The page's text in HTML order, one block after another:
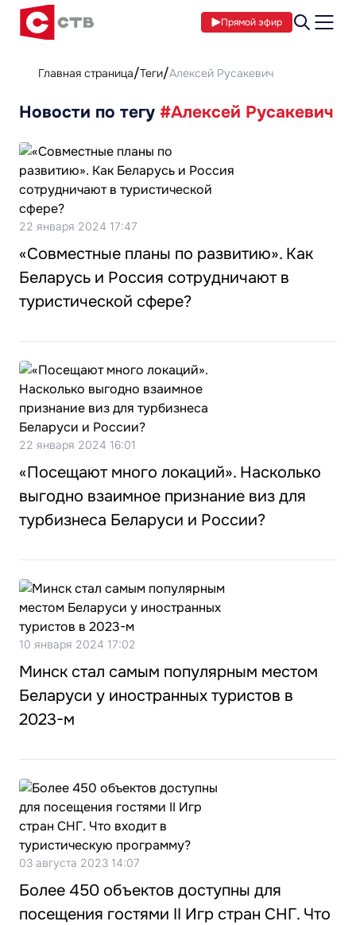
Прямой эфир
Главная страница Теги Алексей Русакевич
Новости по тегу #Алексей Русакевич
22 января 2024 17:47
«Совместные планы по развитию». Как
Беларусь и Россия сотрудничают в
туристической сфере?
22 января 2024 16:01
«Посещают много локаций». Насколько
выгодно взаимное признание виз для
турбизнеса Беларуси и России?
10 января 2024 17:02
Минск стал самым популярным местом
Беларуси у иностранных туристов в
2023-м
03 августа 2023 14:07
Более 450 объектов доступны для
посещения гостями II Игр стран СНГ. Что